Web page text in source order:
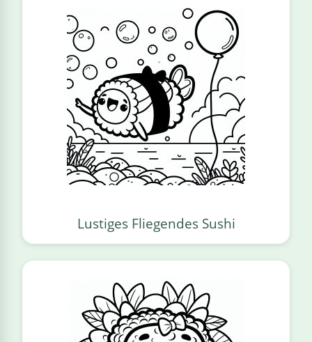
Lustiges Fliegendes Sushi